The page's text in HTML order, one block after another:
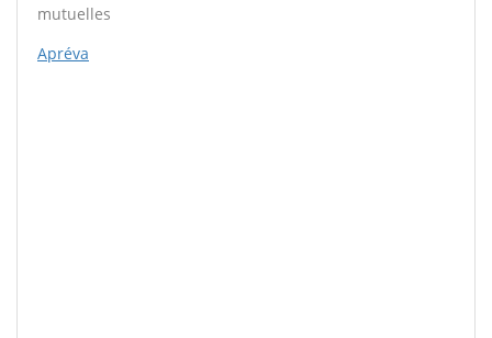
mutuelles
Apréva